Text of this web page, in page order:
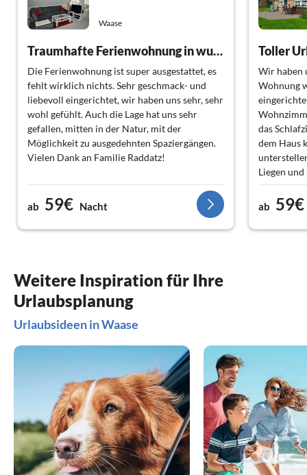
Waase
Traumhafte Ferienwohnung in wunderbarer Umgebung
Die Ferienwohnung ist super ausgestattet, es
fehlt wirklich nichts. Sehr geschmack- und
liebevoll eingerichtet, wir haben uns sehr, sehr
wohl gefühlt. Auch die Lage hat uns sehr
gefallen, mitten in der Natur, mit der
Möglichkeit zu ausgedehnten Spaziergängen.
Vielen Dank an Familie Raddatz!
ab 59€ Nacht
Toller
Wir haben
Wohnung
das
dem Haus
Liegen
ideal zum
bald mal
ab 59€
Weitere Inspiration für Ihre
Urlaubsplanung
Urlaubsideen in Waase